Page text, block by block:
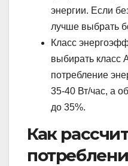
энергии. Если
лучше выбрать
Класс
выбирать
потребление
35-40 Вт/час, а
до 35%.
Как